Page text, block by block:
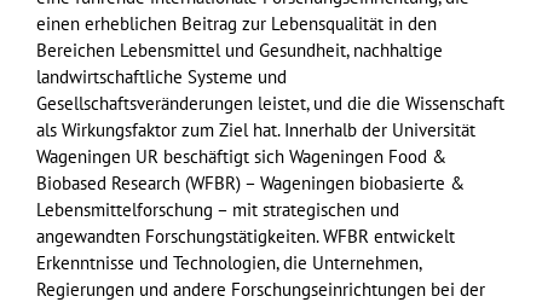
einen erheblichen Beitrag zur Lebensqualität in den
Bereichen Lebensmittel und Gesundheit, nachhaltige
landwirtschaftliche Systeme und
Gesellschaftsveränderungen leistet, und die die Wissenschaft
als Wirkungsfaktor zum Ziel hat. Innerhalb der Universität
Wageningen UR beschäftigt sich Wageningen Food &
Biobased Research (WFBR) – Wageningen biobasierte &
Lebensmittelforschung – mit strategischen und
angewandten Forschungstätigkeiten. WFBR entwickelt
Erkenntnisse und Technologien, die Unternehmen,
Regierungen und andere Forschungseinrichtungen bei der